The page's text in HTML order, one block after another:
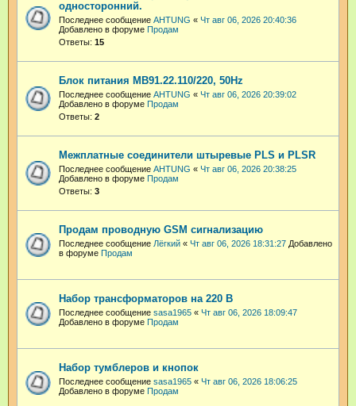
односторонний.
Последнее сообщение AHTUNG « Чт авг 06, 2026 20:40:36
Добавлено в форуме Продам
Ответы: 15
Блок питания МВ91.22.110/220, 50Hz
Последнее сообщение AHTUNG « Чт авг 06, 2026 20:39:02
Добавлено в форуме Продам
Ответы: 2
Межплатные соединители штыревые PLS и PLSR
Последнее сообщение AHTUNG « Чт авг 06, 2026 20:38:25
Добавлено в форуме Продам
Ответы: 3
Продам проводную GSM сигнализацию
Последнее сообщение Лёгкий « Чт авг 06, 2026 18:31:27 Добавлено
в форуме Продам
Набор трансформаторов на 220 В
Последнее сообщение sasa1965 « Чт авг 06, 2026 18:09:47
Добавлено в форуме Продам
Набор тумблеров и кнопок
Последнее сообщение sasa1965 « Чт авг 06, 2026 18:06:25
Добавлено в форуме Продам